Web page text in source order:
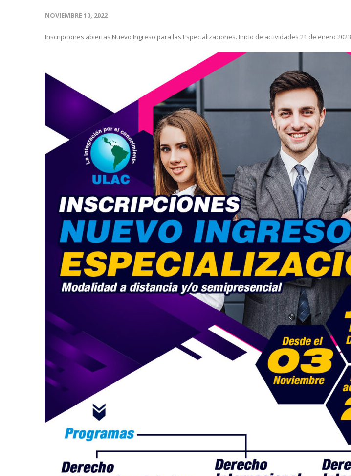
NOVIEMBRE 10, 2022
Inscripciones abiertas Nuevo Ingreso para las Especializaciones. Inicio de actividades 21 de enero 2023